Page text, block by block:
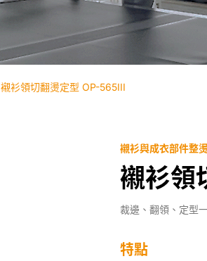
襯衫領切翻燙定型 OP-565III
襯衫與成衣部件整
襯衫領
裁邊、翻領、定型
特點